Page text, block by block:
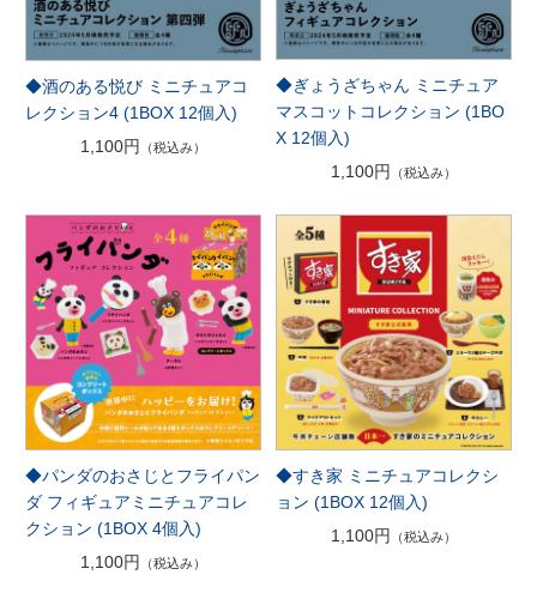
◆酒のある悦び ミニチュアコ
レクション4 (1BOX 12個入)
1,100円
（税込み）
◆ぎょうざちゃん ミニチュア
マスコットコレクション (1BO
X 12個入)
1,100円
（税込み）
◆パンダのおさじとフライパン
ダ フィギュアミニチュアコレ
クション (1BOX 4個入)
1,100円
（税込み）
◆すき家 ミニチュアコレクシ
ョン (1BOX 12個入)
1,100円
（税込み）